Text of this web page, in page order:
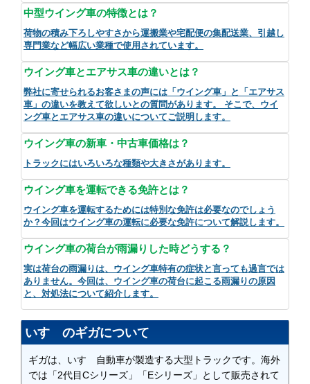
中型ウイング車の特徴とは？
荷物の積み下ろしやすさから運搬業や宅配便の集配送業、引越し
専門業など幅広い業種で使用されています。
ウイング車とエアサス車の違いとは？
弊社に寄せられるお客さまの声には「ウイング車」と「エアサス
車」の違いを教えて欲しいとの質問があります。 そこで、ウイ
ング車とエアサス車の違いについてご説明します。
ウイング車の新車・中古車価格は？
トラックにはいろいろな種類や大きさがあります。
ウイング車を運転できる免許とは？
ウイング車を運転するためには特別な免許は必要なのでしょう
か？今回はウイング車の運転に必要な免許について解説します。
ウイング車の荷台が雨漏りした時どうする？
実は荷台の雨漏りは、ウイング車特有の症状と言っても過言では
ありません。今回は、ウイング車の荷台に起こる雨漏りの原因
と、対処法について紹介します。
いすゞのギガについて
ギガは、いすゞ自動車が製造する大型トラックです。海外
では「2代目Cシリーズ」「Eシリーズ」として販売されて